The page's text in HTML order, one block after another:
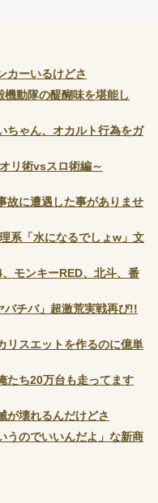
カーいるけどさ
動隊の醍醐味を堪能し
ちゃん、オカルト行為をガ
リ術vsスロ術編～
故に遭遇した事がありませ
系「水になるでしょw」文
モンキーRED、北斗、番
チバ」超激荒実戦再び!!
リスエットを作るのに億単
たち20万台も走ってます
が壊れるんだけどさ
うのでいいんだよ」な新商